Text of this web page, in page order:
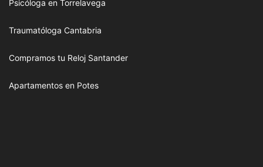
Psicóloga en Torrelavega
Traumatóloga Cantabria
Compramos tu Reloj Santander
Apartamentos en Potes